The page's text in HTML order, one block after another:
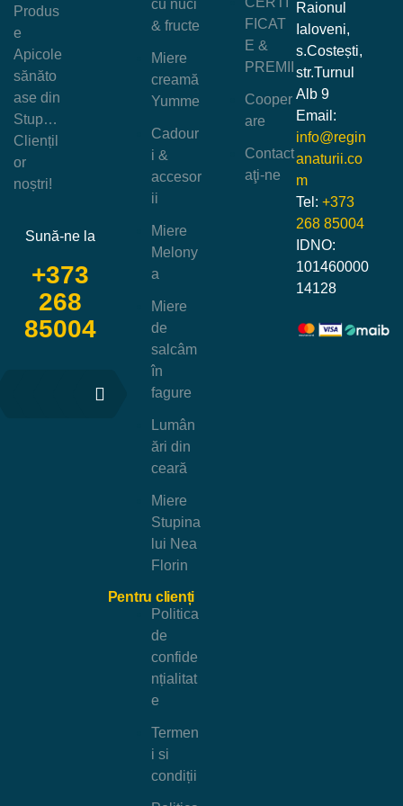
cu nuci
& fructe
Miere
creamă
Yumme
Cadour
i &
accesor
ii
Miere
Melony
a
Miere
de
salcâm
în
fagure
Lumân
ări din
ceară
Miere
Stupina
lui Nea
Florin
Pentru clienți
Politica
de
confide
nțialitat
e
Termen
i si
condiții
FICAT
E &
PREMII
Cooper
are
Contact
aţi-ne
Produs
e
Apicole
sănăto
ase din
Stup…
Cliențil
or
noștri!
Sună-ne la
+373
268
85004
Raionul
Ialoveni,
s.Costești,
str.Turnul
Alb 9
Email:
info@regin
anaturii.co
m
Tel: +373
268 85004
IDNO:
101460000
14128